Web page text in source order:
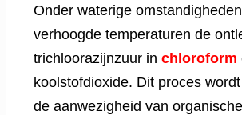
Onder waterige
verhoogde temperaturen de
trichloorazijnzuur in chloroform
koolstofdioxide. Dit proces
de aanwezigheid van